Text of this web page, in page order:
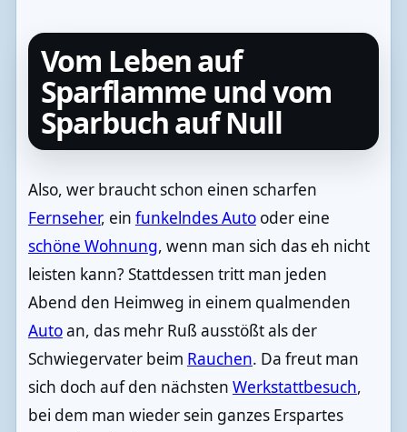
Vom Leben auf
Sparflamme und vom
Sparbuch auf Null
Also, wer braucht schon einen scharfen
Fernseher, ein funkelndes Autooder eine
schöne Wohnung, wenn man sich das eh nicht
leisten kann? Stattdessen tritt man jeden
Abend den Heimweg in einem qualmenden
Autoan, das mehr Ruß ausstößt als der
Schwiegervater beim Rauchen. Da freut man
sich doch auf den nächsten Werkstattbesuch,
bei dem man wieder sein ganzes Erspartes